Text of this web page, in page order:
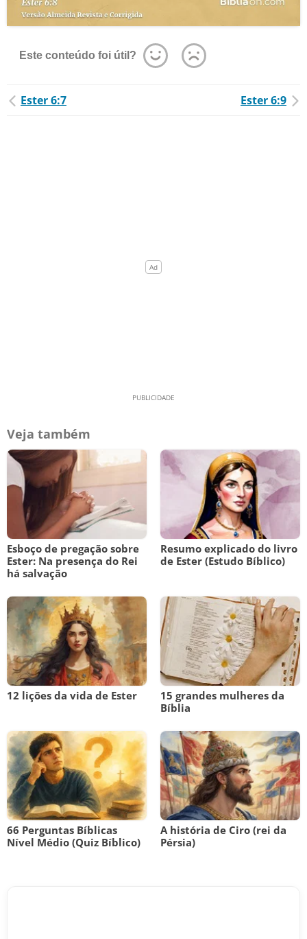
Este conteúdo foi útil?
Ester 6:7 Ester 6:9
Veja também
Esboço de pregação sobre
Ester: Na presença do Rei
há salvação
Resumo explicado do livro
de Ester (Estudo Bíblico)
12 lições da vida de Ester
15 grandes mulheres da
Bíblia
66 Perguntas Bíblicas
Nível Médio (Quiz Bíblico)
A história de Ciro (rei da
Pérsia)